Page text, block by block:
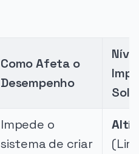
Como Afeta o
Desempenho
Impede o
sistema de criar